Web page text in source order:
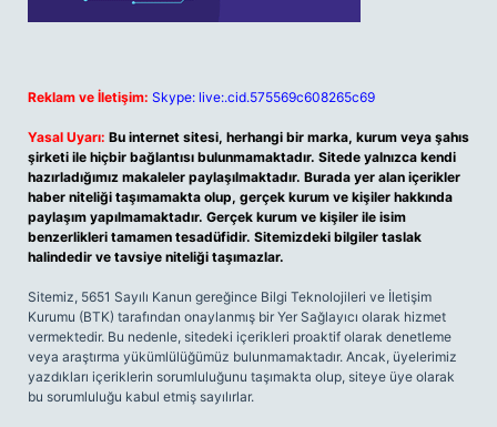
Reklam ve İletişim: Skype: live:.cid.575569c608265c69
Yasal Uyarı: Bu internet sitesi, herhangi bir marka, kurum veya şahıs
şirketi ile hiçbir bağlantısı bulunmamaktadır. Sitede yalnızca kendi
hazırladığımız makaleler paylaşılmaktadır. Burada yer alan içerikler
haber niteliği taşımamakta olup, gerçek kurum ve kişiler hakkında
paylaşım yapılmamaktadır. Gerçek kurum ve kişiler ile isim
benzerlikleri tamamen tesadüfidir. Sitemizdeki bilgiler taslak
halindedir ve tavsiye niteliği taşımazlar.
Sitemiz, 5651 Sayılı Kanun gereğince Bilgi Teknolojileri ve İletişim
Kurumu (BTK) tarafından onaylanmış bir Yer Sağlayıcı olarak hizmet
vermektedir. Bu nedenle, sitedeki içerikleri proaktif olarak denetleme
veya araştırma yükümlülüğümüz bulunmamaktadır. Ancak, üyelerimiz
yazdıkları içeriklerin sorumluluğunu taşımakta olup, siteye üye olarak
bu sorumluluğu kabul etmiş sayılırlar.